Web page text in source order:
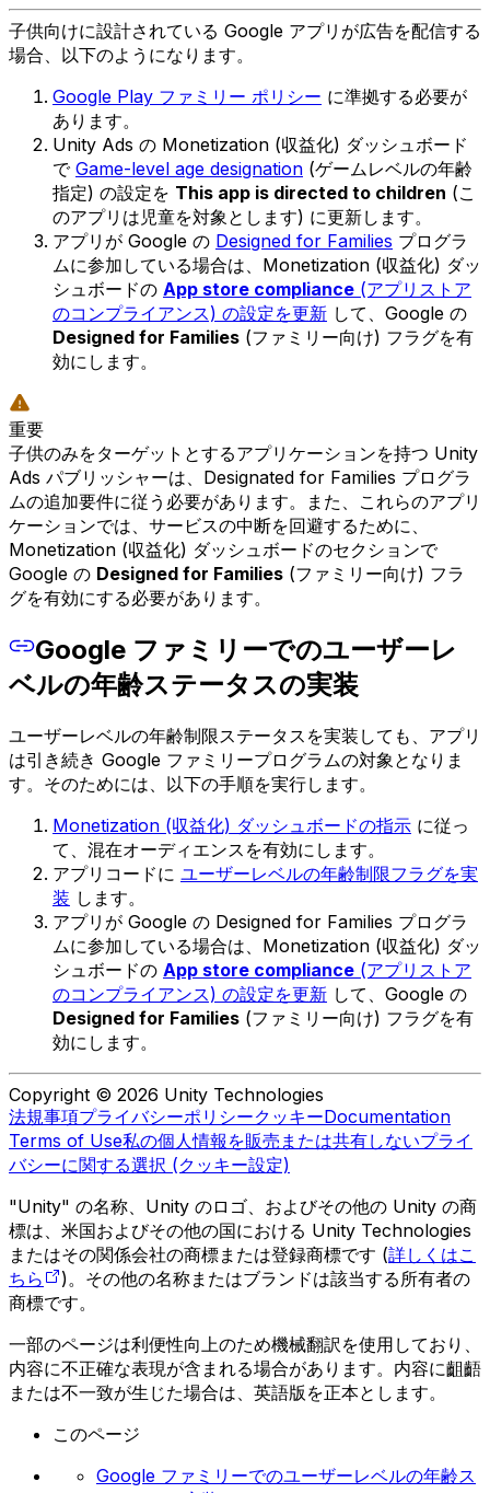
子供向けに設計されている Google アプリが広告を配信する
場合、以下のようになります。
Google Play ファミリー ポリシー に準拠する必要が
あります。
Unity Ads の Monetization (収益化) ダッシュボード
で Game-level age designation (ゲームレベルの年齢
指定) の設定を This app is directed to children (こ
のアプリは児童を対象とします) に更新します。
アプリが Google の Designed for Families プログラ
ムに参加している場合は、Monetization (収益化) ダッ
シュボードの App store compliance (アプリストア
のコンプライアンス) の設定を更新 して、Google の
Designed for Families (ファミリー向け) フラグを有
効にします。
重要
子供のみをターゲットとするアプリケーションを持つ Unity
Ads パブリッシャーは、Designated for Families プログラ
ムの追加要件に従う必要があります。また、これらのアプリ
ケーションでは、サービスの中断を回避するために、
Monetization (収益化) ダッシュボードのセクションで
Google の Designed for Families (ファミリー向け) フラ
グを有効にする必要があります。
Google ファミリーでのユーザーレ
ベルの年齢ステータスの実装
ユーザーレベルの年齢制限ステータスを実装しても、アプリ
は引き続き Google ファミリープログラムの対象となりま
す。そのためには、以下の手順を実行します。
Monetization (収益化) ダッシュボードの指示 に従っ
て、混在オーディエンスを有効にします。
アプリコードに ユーザーレベルの年齢制限フラグを実
装 します。
アプリが Google の Designed for Families プログラ
ムに参加している場合は、Monetization (収益化) ダッ
シュボードの App store compliance (アプリストア
のコンプライアンス) の設定を更新 して、Google の
Designed for Families (ファミリー向け) フラグを有
効にします。
Copyright © 2026 Unity Technologies
法規事項プライバシーポリシークッキーDocumentation
Terms of Use私の個人情報を販売または共有しないプライ
バシーに関する選択 (クッキー設定)
"Unity" の名称、Unity のロゴ、およびその他の Unity の商
標は、米国およびその他の国における Unity Technologies
またはその関係会社の商標または登録商標です (詳しくはこ
ちら
)。その他の名称またはブランドは該当する所有者の
商標です。
一部のページは利便性向上のため機械翻訳を使用しており、
内容に不正確な表現が含まれる場合があります。内容に齟齬
または不一致が生じた場合は、英語版を正本とします。
このページ
Google ファミリーでのユーザーレベルの年齢ス